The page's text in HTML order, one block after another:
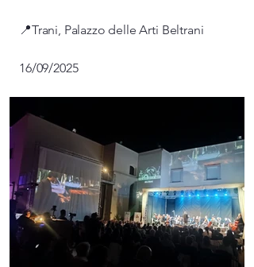
📍Trani, Palazzo delle Arti Beltrani
16/09/2025